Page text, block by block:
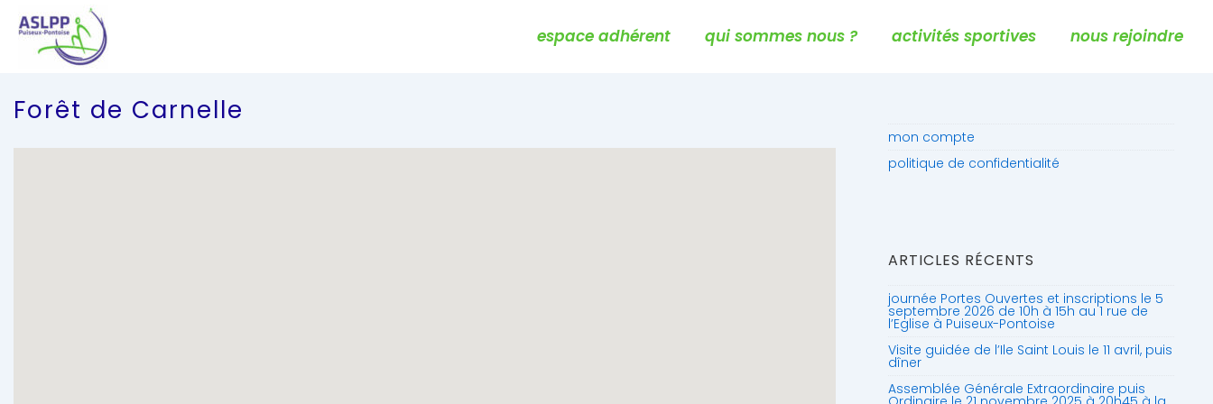
passer
Main
Navigation
espace adhérent qui sommes nous ? activités sportives nous rejoindre
Forêt de Carnelle
mon compte
politique de confidentialité
ARTICLES RÉCENTS
journée Portes Ouvertes et inscriptions le 5
septembre 2026 de 10h à 15h au 1 rue de
l’Eglise à Puiseux-Pontoise
Visite guidée de l’Ile Saint Louis le 11 avril, puis
dîner
Assemblée Générale Extraordinaire puis